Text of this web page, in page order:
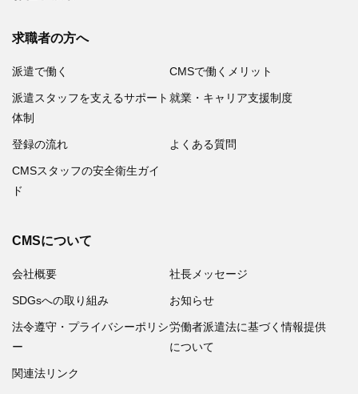
求職者の方へ
派遣で働く CMSで働くメリット
派遣スタッフを支えるサポート
体制
就業・キャリア支援制度
登録の流れ よくある質問
CMSスタッフの安全衛生ガイ
ド
CMSについて
会社概要 社長メッセージ
SDGsへの取り組み お知らせ
法令遵守・プライバシーポリシ
ー
労働者派遣法に基づく情報提供
について
関連法リンク